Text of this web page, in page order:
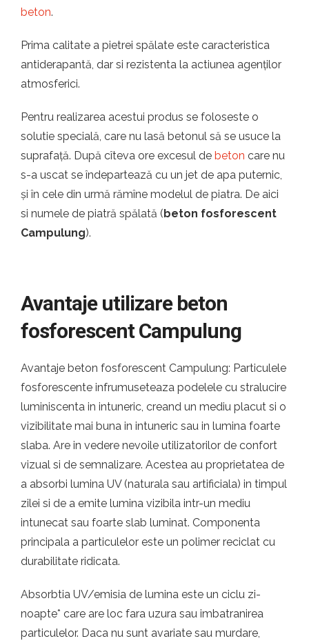
beton.
Prima calitate a pietrei spălate este caracteristica
antiderapantă, dar si rezistenta la actiunea agenților
atmosferici.
Pentru realizarea acestui produs se foloseste o
solutie specială, care nu lasă betonul să se usuce la
suprafață. După cîteva ore excesul de beton care nu
s-a uscat se îndepartează cu un jet de apa puternic,
și în cele din urmă rămîne modelul de piatra. De aici
si numele de piatră spălată (beton fosforescent
Campulung).
Avantaje utilizare beton
fosforescent Campulung
Avantaje beton fosforescent Campulung: Particulele
fosforescente infrumuseteaza podelele cu stralucire
luminiscenta in intuneric, creand un mediu placut si o
vizibilitate mai buna in intuneric sau in lumina foarte
slaba. Are in vedere nevoile utilizatorilor de confort
vizual si de semnalizare. Acestea au proprietatea de
a absorbi lumina UV (naturala sau artificiala) in timpul
zilei si de a emite lumina vizibila intr-un mediu
intunecat sau foarte slab luminat. Componenta
principala a particulelor este un polimer reciclat cu
durabilitate ridicata.
Absorbtia UV/emisia de lumina este un ciclu zi-
noapte* care are loc fara uzura sau imbatranirea
particulelor. Daca nu sunt avariate sau murdare,